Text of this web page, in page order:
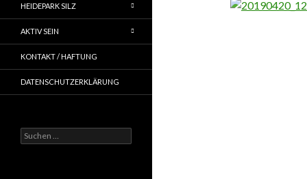
HEIDEPARK SILZ
AKTIV SEIN
KONTAKT / HAFTUNG
DATENSCHUTZERKLÄRUNG
u